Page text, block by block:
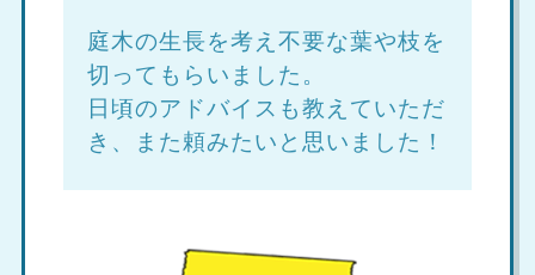
庭木の生長を考え不要な葉や枝を
切ってもらいました。
日頃のアドバイスも教えていただ
き、また頼みたいと思いました！